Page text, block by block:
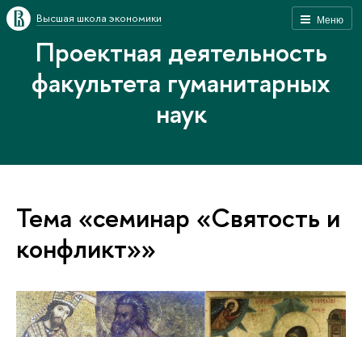
Меню
Высшая школа экономики
Проектная деятельность
факультета гуманитарных
наук
Тема «семинар «Святость и
конфликт»»